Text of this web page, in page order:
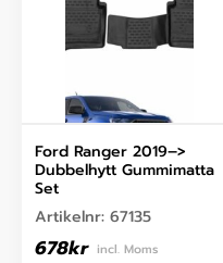
Ford Ranger 2019–>
Dubbelhytt Gummimatta
Set
Artikelnr: 67135
678kr incl. Moms